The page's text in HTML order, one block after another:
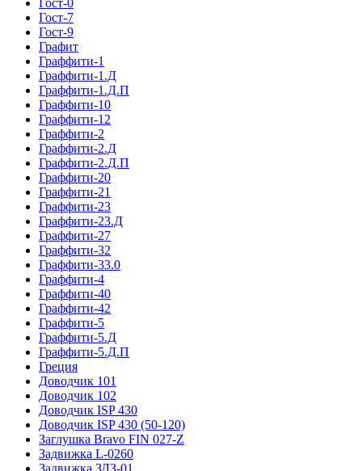
Гост-0
Гост-7
Гост-9
Графит
Граффити-1
Граффити-1.Д
Граффити-1.Д.П
Граффити-10
Граффити-12
Граффити-2
Граффити-2.Д
Граффити-2.Д.П
Граффити-20
Граффити-21
Граффити-23
Граффити-23.Д
Граффити-27
Граффити-32
Граффити-33.0
Граффити-4
Граффити-40
Граффити-42
Граффити-5
Граффити-5.Д
Граффити-5.Д.П
Греция
Доводчик 101
Доводчик 102
Доводчик ISP 430
Доводчик ISP 430 (50-120)
Заглушка Bravo FIN 027-Z
Задвижка L-0260
Задвижка ЗДЗ-01